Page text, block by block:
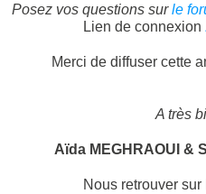
Posez vos questions surle
Lien de connexion
Merci de diffuser cette
A très
Aïda MEGHRAOUI &
Nous retrouver sur